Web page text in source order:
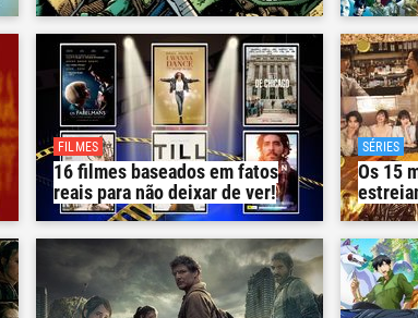
FILMES
16 filmes baseados em fatos
reais para não deixar de ver!
SÉRIES
Os 15